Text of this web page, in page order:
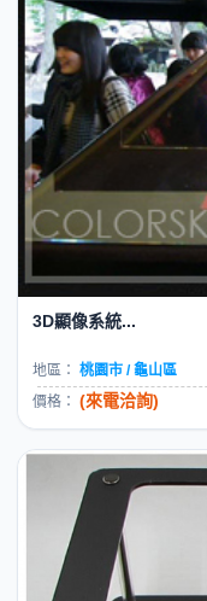
3D顯像系統...
地區： 桃園市 / 龜山區
價格： (來電洽詢)